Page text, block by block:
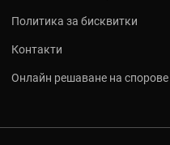
Политика за бисквитки
Контакти
Онлайн решаване на спорове